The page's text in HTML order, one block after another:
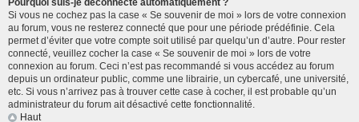
Pourquoi suis-je déconnecté automatiquement ?
Si vous ne cochez pas la case « Se souvenir de moi » lors de votre connexion
au forum, vous ne resterez connecté que pour une période prédéfinie. Cela
permet d’éviter que votre compte soit utilisé par quelqu’un d’autre. Pour rester
connecté, veuillez cocher la case « Se souvenir de moi » lors de votre
connexion au forum. Ceci n’est pas recommandé si vous accédez au forum
depuis un ordinateur public, comme une librairie, un cybercafé, une université,
etc. Si vous n’arrivez pas à trouver cette case à cocher, il est probable qu’un
administrateur du forum ait désactivé cette fonctionnalité.
Haut